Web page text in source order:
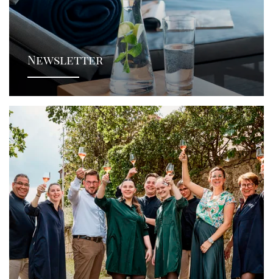
Newsletter